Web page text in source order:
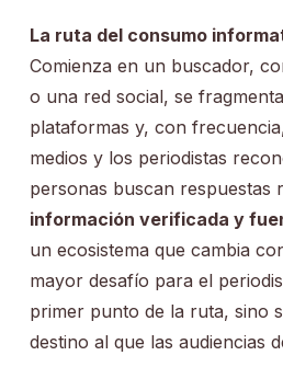
La ruta del consumo
Comienza en un buscador,
o una red social, se
plataformas y, con
medios y los periodistas
personas buscan respuestas
información verificada y
un ecosistema que cambia
mayor desafío para el
primer punto de la ruta, sino
destino al que las audiencias